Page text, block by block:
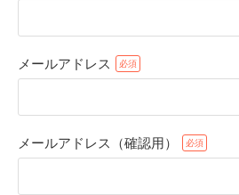
メールアドレス
メールアドレス（確認用）アプリで開く